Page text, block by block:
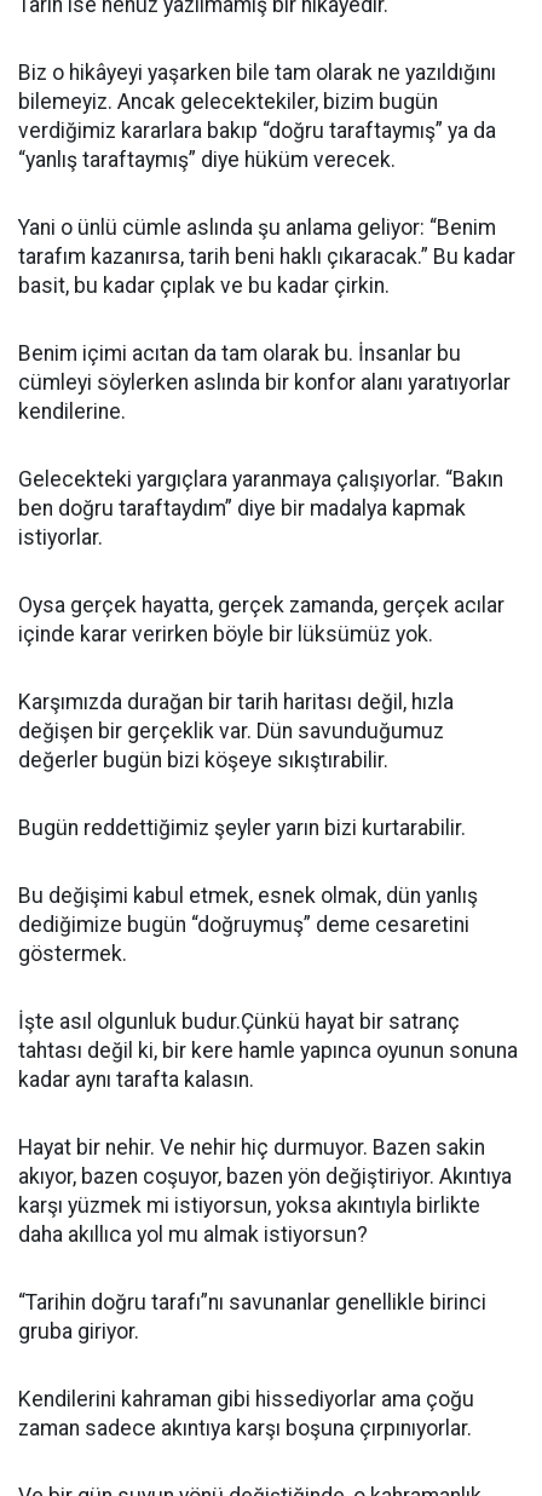
Tarih ise henüz yazılmamış bir hikâyedir.
Biz o hikâyeyi yaşarken bile tam olarak ne yazıldığını
bilemeyiz. Ancak gelecektekiler, bizim bugün
verdiğimiz kararlara bakıp “doğru taraftaymış” ya da
“yanlış taraftaymış” diye hüküm verecek.
Yani o ünlü cümle aslında şu anlama geliyor: “Benim
tarafım kazanırsa, tarih beni haklı çıkaracak.” Bu kadar
basit, bu kadar çıplak ve bu kadar çirkin.
Benim içimi acıtan da tam olarak bu. İnsanlar bu
cümleyi söylerken aslında bir konfor alanı yaratıyorlar
kendilerine.
Gelecekteki yargıçlara yaranmaya çalışıyorlar. “Bakın
ben doğru taraftaydım” diye bir madalya kapmak
istiyorlar.
Oysa gerçek hayatta, gerçek zamanda, gerçek acılar
içinde karar verirken böyle bir lüksümüz yok.
Karşımızda durağan bir tarih haritası değil, hızla
değişen bir gerçeklik var. Dün savunduğumuz
değerler bugün bizi köşeye sıkıştırabilir.
Bugün reddettiğimiz şeyler yarın bizi kurtarabilir.
Bu değişimi kabul etmek, esnek olmak, dün yanlış
dediğimize bugün “doğruymuş” deme cesaretini
göstermek.
İşte asıl olgunluk budur.Çünkü hayat bir satranç
tahtası değil ki, bir kere hamle yapınca oyunun sonuna
kadar aynı tarafta kalasın.
Hayat bir nehir. Ve nehir hiç durmuyor. Bazen sakin
akıyor, bazen coşuyor, bazen yön değiştiriyor. Akıntıya
karşı yüzmek mi istiyorsun, yoksa akıntıyla birlikte
daha akıllıca yol mu almak istiyorsun?
“Tarihin doğru tarafı”nı savunanlar genellikle birinci
gruba giriyor.
Kendilerini kahraman gibi hissediyorlar ama çoğu
zaman sadece akıntıya karşı boşuna çırpınıyorlar.